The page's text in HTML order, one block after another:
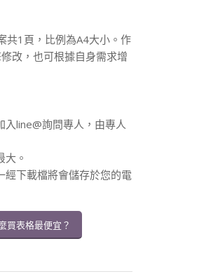
共1頁，比例為A4大小。作
改，也可根據自身需求增
line@詢問專人，由專人
。
經下載檔將會儲存於您的電
買表格最便宜？